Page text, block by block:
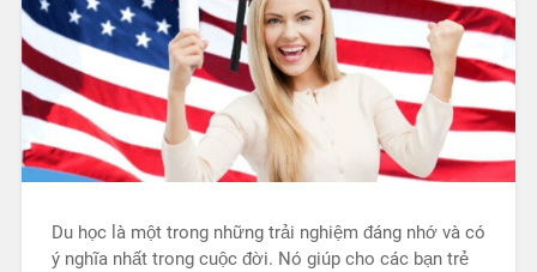
Du học là một trong những trải nghiệm đáng nhớ và có
ý nghĩa nhất trong cuộc đời. Nó giúp cho các bạn trẻ